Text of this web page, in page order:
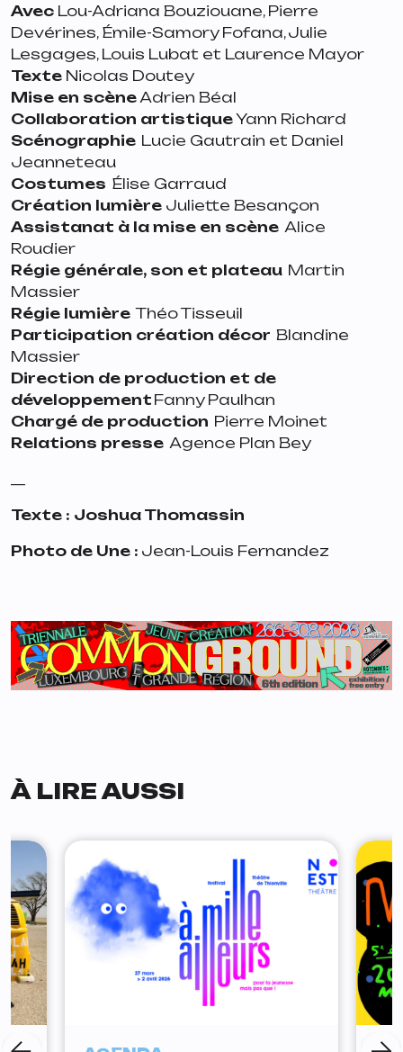
Avec Lou-Adriana Bouziouane, Pierre
Devérines, Émile-Samory Fofana, Julie
Lesgages, Louis Lubat et Laurence Mayor
Texte Nicolas Doutey
Mise en scèneAdrien Béal
Collaboration artistiqueYann Richard
Scénographie Lucie Gautrain et Daniel
Jeanneteau
Costumes Élise Garraud
Création lumière Juliette Besançon
Assistanat à la mise en scène Alice
Roudier
Régie générale, son et plateau Martin
Massier
Régie lumièreThéo Tisseuil
Participation création décor Blandine
Massier
Direction de production et de
développement Fanny Paulhan
Chargé de production Pierre Moinet
Relations presse Agence Plan Bey
Texte : Joshua Thomassin
Photo de Une : Jean-Louis Fernandez
À LIRE AUSSI